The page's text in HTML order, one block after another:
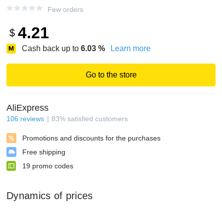
Few orders
$ 4.21
Cash back up to 6.03 % Learn more
Go to the store
AliExpress
106 reviews 83% satisfied customers
Promotions and discounts for the purchases
Free shipping
19 promo codes
Dynamics of prices